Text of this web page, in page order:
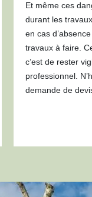
Et même ces
durant les
en cas
travaux à faire.
c’est de rester
professionnel.
demande de